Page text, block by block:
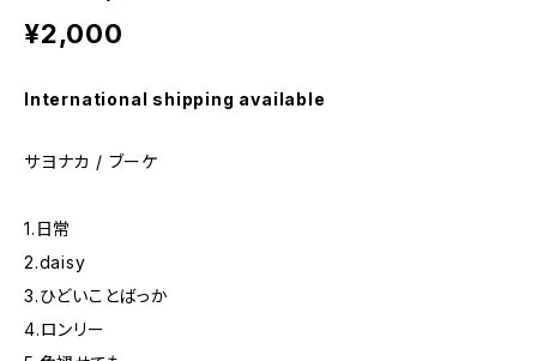
¥2,000
International shipping available
サヨナカ / ブーケ
1.日常
2.daisy
3.ひどいことばっか
4.ロンリー